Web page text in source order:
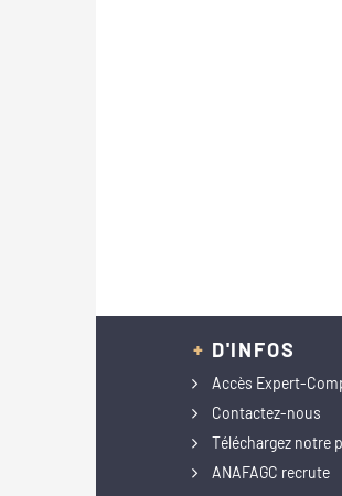
+ D'INFOS
Accès Expert-
Contactez-nous
Téléchargez notre
ANAFAGC recrute